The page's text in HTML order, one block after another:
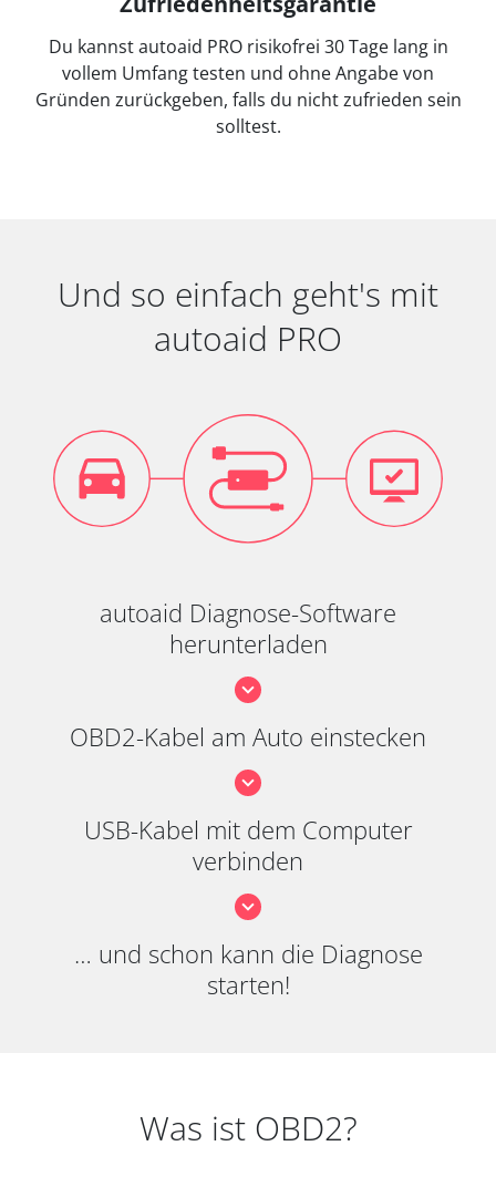
Du kannst autoaid PRO risikofrei 30 Tage lang in
vollem Umfang testen und ohne Angabe von
Gründen zurückgeben, falls du nicht zufrieden sein
solltest.
Und so einfach geht's mit
autoaid PRO
autoaid Diagnose-Software
herunterladen
OBD2-Kabel am Auto einstecken
USB-Kabel mit dem Computer
verbinden
… und schon kann die Diagnose
starten!
Was ist OBD2?